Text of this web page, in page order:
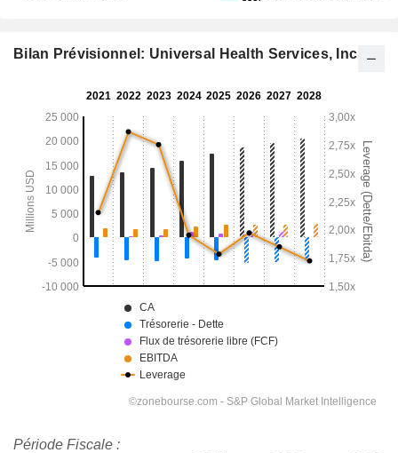
Bilan Prévisionnel: Universal Health Services, Inc.
Période Fiscale :